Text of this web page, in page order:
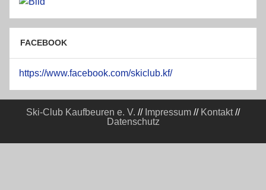
FACEBOOK
https://www.facebook.com/skiclub.kf/
Ski-Club Kaufbeuren e. V. // Impressum // Kontakt//
Datenschutz